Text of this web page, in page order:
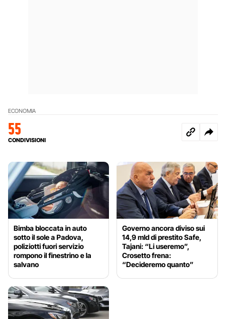
ECONOMIA
55
CONDIVISIONI
Bimba bloccata in auto
sotto il sole a Padova,
poliziotti fuori servizio
rompono il finestrino e la
salvano
Governo ancora diviso sui
14,9 mld di prestito Safe,
Tajani: “Li useremo”,
Crosetto frena:
“Decideremo quanto”